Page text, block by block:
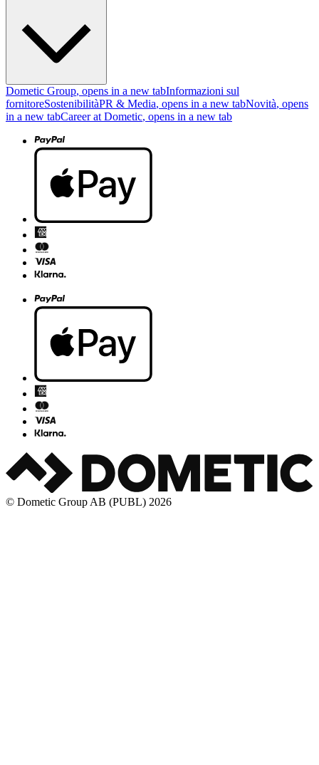
Dometic Group, opens in a new tabInformazioni sul
fornitoreSostenibilitàPR & Media, opens in a new tabNovità, opens
in a new tabCareer at Dometic, opens in a new tab
© Dometic Group AB (PUBL) 2026